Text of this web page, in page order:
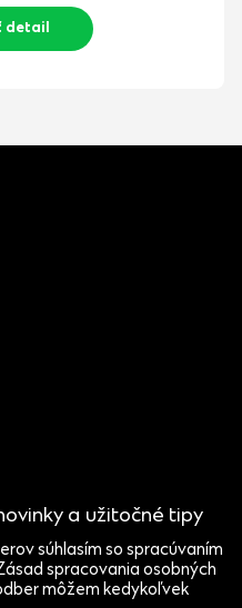
detail
a užitočné tipy
súhlasím so spracúvaním
spracovania osobných
môžem kedykoľvek